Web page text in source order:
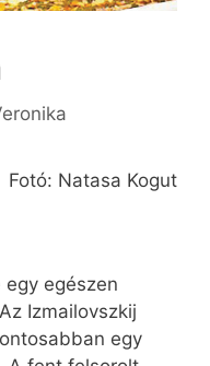
Fotó: Natasa Kogut
egészen
Izmailovszkij
egy